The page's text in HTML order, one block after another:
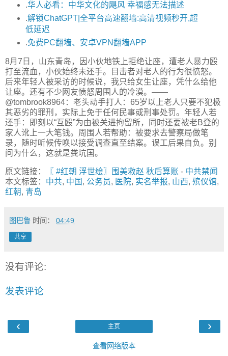
.华人必看：中华文化的飓风 幸福感无法描述
.解锁ChatGPT|全平台高速翻墙:高清视频秒开,超
低延迟
.免费PC翻墙、安卓VPN翻墙APP
8月7日，山东青岛，因小伙地铁上拒绝让座，遭老人暴力殴
打至流血，小伙始终未还手。目击者对老人的行为很愤怒。
后来年轻人被采访的时候说，我只给女生让座，凭什么给他
让座。还有不少网友愤怒周围人的冷漠。——
@tombrook8964：老头动手打人：65岁以上老人只要不犯极
其恶劣的罪刑，实际上免于任何民事或刑事处罚。年轻人若
还手：即刻以“互殴”为由被关进拘留所，同时还要被老B登的
家人讹上一大笔钱。周围人若帮助：被要求去警察局做笔
录，随时听候传唤以接受调查直至结案。误工后果自负。别
问为什么，这就是粪坑国。
原文链接： 〖 #红朝 浮世绘〗围美救赵 秋后算账 - 中共禁闻
本文标签： 中共, 中国 , 公务员, 医院, 实名举报, 山西, 殡仪馆,
红朝, 青岛
图巴鲁 时间： 04:49
共享
没有评论:
发表评论
‹ ›
主页
查看网络版本